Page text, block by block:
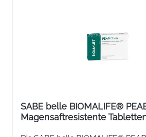
SABE belle BIOMALIFE®
Magensaftresistente